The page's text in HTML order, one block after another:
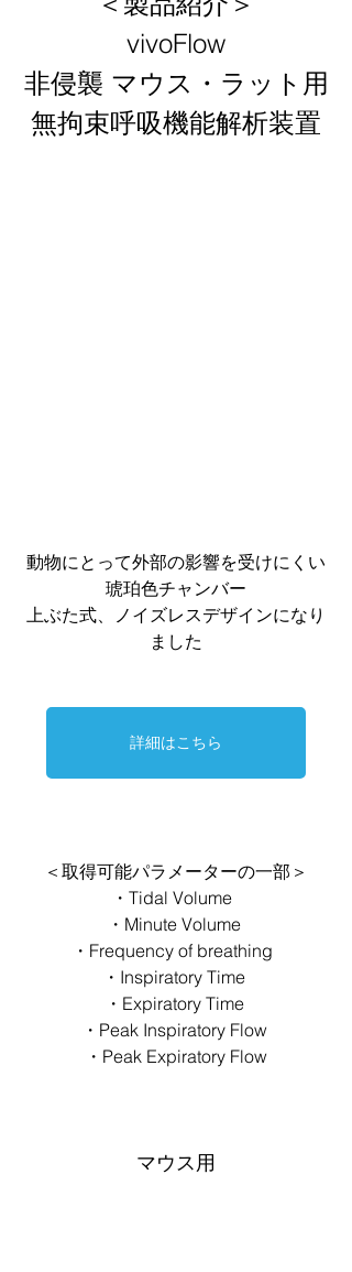
vivoFlow
非侵襲 マウス・ラット用
無拘束呼吸機能解析装置
動物にとって外部の影響を受けにくい
琥珀色チャンバー
上ぶた式、ノイズレスデザインになり
ました
詳細はこちら
＜取得可能パラメーターの一部＞
・Tidal Volume
・Minute Volume
・Frequency of breathing
・Inspiratory Time
・Expiratory Time
・Peak Inspiratory Flow
・Peak Expiratory Flow
マウス用